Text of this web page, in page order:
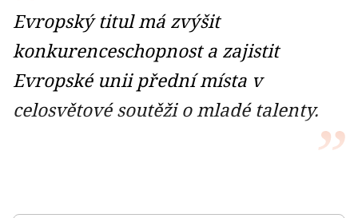
Evropský titul má zvýšit
konkurenceschopnost a zajistit
Evropské unii přední místa v
celosvětové soutěži o mladé talenty.